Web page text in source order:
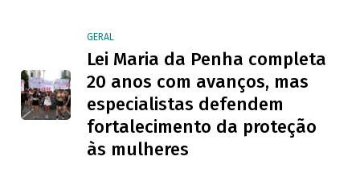
GERAL
Lei Maria da Penha completa
20 anos com avanços, mas
especialistas defendem
fortalecimento da proteção
às mulheres